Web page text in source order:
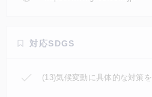
対応SDGS
(13)気候変動に具体的な対策を